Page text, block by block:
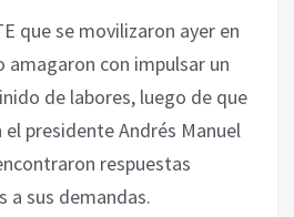
que se movilizaron ayer en
amagaron con impulsar un
de labores, luego de que
presidente Andrés Manuel
respuestas
a sus demandas.